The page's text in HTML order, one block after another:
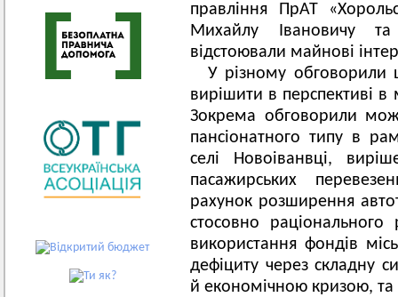
правління ПрАТ
Михайлу Івановичу
відстоювали майнові
У різному обговорили
вирішити в перспективі
Зокрема обговорили
пансіонатного типу в
селі Новоіванвці,
пасажирських
рахунок розширення
стосовно раціонального
використання фондів
дефіциту через складну
й економічною кризою, та